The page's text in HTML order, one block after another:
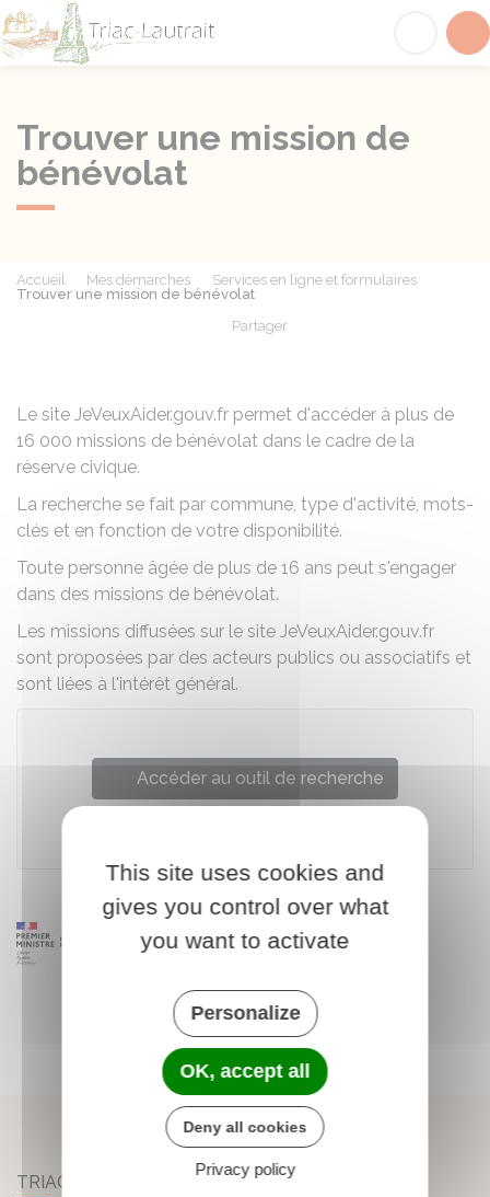
Trouver une mission de
bénévolat
Accueil Mes démarches
Services en ligne et formulaires
Trouver une mission de bénévolat
Partager
Le site JeVeuxAider.gouv.fr permet d'accéder à plus de
16 000 missions de bénévolat dans le cadre de la
réserve civique.
La recherche se fait par commune, type d'activité, mots-
clés et en fonction de votre disponibilité.
Toute personne âgée de plus de 16 ans peut s'engager
dans des missions de bénévolat.
Les missions diffusées sur le site JeVeuxAider.gouv.fr
sont proposées par des acteurs publics ou associatifs et
sont liées à l'intérêt général.
Accéder au outil de recherche
TRIAC-LAUTRAIT
This site uses cookies and
gives you control over what
you want to activate
Personalize
OK, accept all
Deny all cookies
Privacy policy